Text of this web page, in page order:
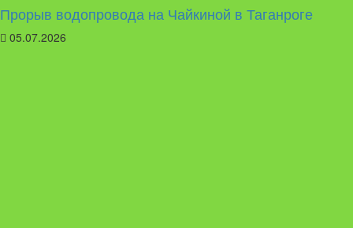
Прорыв водопровода на Чайкиной в Таганроге
05.07.2026